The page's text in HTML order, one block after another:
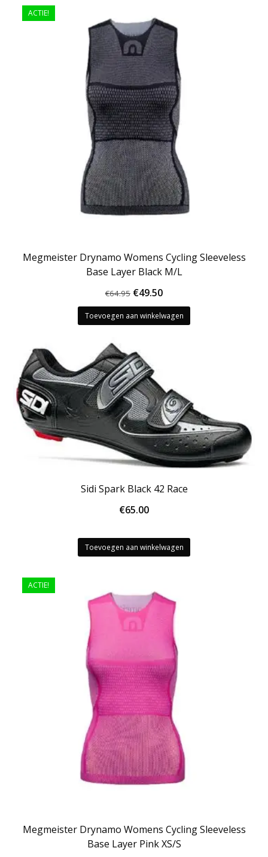
ACTIE!
Megmeister Drynamo Womens Cycling Sleeveless
Base Layer Black M/L
€64.95 Oorspronkelijke
prijs
was:
€49.50Huidige
prijs
is:
Toevoegen aan winkelwagen
Sidi Spark Black 42 Race
€65.00
Toevoegen aan winkelwagen
ACTIE!
Megmeister Drynamo Womens Cycling Sleeveless
Base Layer Pink XS/S